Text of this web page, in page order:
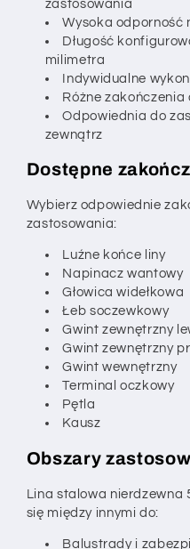
zastosowania
Wysoka odporność
Długość
milimetra
Indywidualne
Różne zakończenia
Odpowiednia do
zewnątrz
Dostępne
Wybierz odpowiednie
zastosowania:
Luźne końce liny
Napinacz wantowy
Głowica widełkowa
Łeb soczewkowy
Gwint zewnętrzny
Gwint zewnętrzny
Gwint wewnętrzny
Terminal oczkowy
Pętla
Kausz
Obszary
Lina stalowa nierdzewna
się między innymi do:
Balustrady i